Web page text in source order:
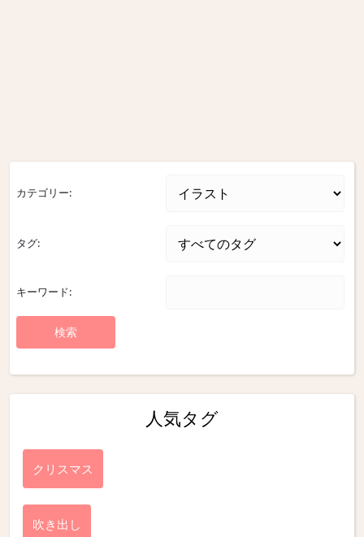
カテゴリー:
タグ:
キーワード:
人気タグ
クリスマス
吹き出し